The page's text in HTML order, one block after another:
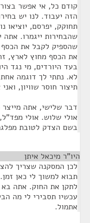
קודם כל, אי אפשר
הזה יעבוד. לנו יש
תחוקק, יפרסם, יוציאו
שהבחירות ייגמרו. אתה
שהספיק לקבל את
את הכסף מחוץ לארץ,
בעד היורדים, מי נגד
לא. נתתי לך דוגמה
תיצור חוסר שוויון,
דבר שלישי, אתה
אולי שלוש. אולי
בשם הצדק לטובת
היו"ר מיכאל איתן
לכן המסקנה שצריך
תבוא למשוך לי כאן
לתקן את החוק. אתה בא
עכשיו תסבירי לי מה
אתמול.